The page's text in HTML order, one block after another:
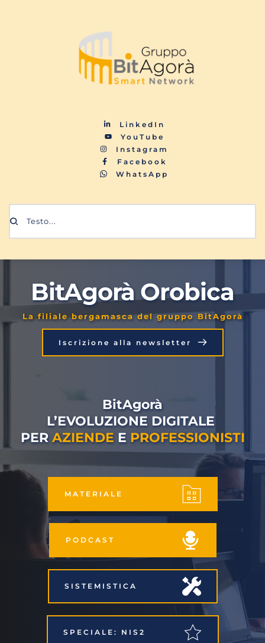
LinkedIn
YouTube
Instagram
Facebook
WhatsApp
Testo...
BitAgorà Orobica
La filiale bergamasca del gruppo BitAgorà
Iscrizione alla newsletter
BitAgorà
L’EVOLUZIONE DIGITALE
PER AZIENDE E PROFESSIONISTI
MATERIALE
PODCAST
SISTEMISTICA
SPECIALE: NIS2